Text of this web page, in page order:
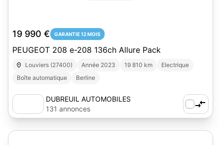
19 990 € GARANTIE 12 MOIS
PEUGEOT 208 e-208 136ch Allure Pack
Louviers (27400) Année 2023 19 810 km
Electrique
Boîte automatique
Berline
DUBREUIL AUTOMOBILES
131 annonces